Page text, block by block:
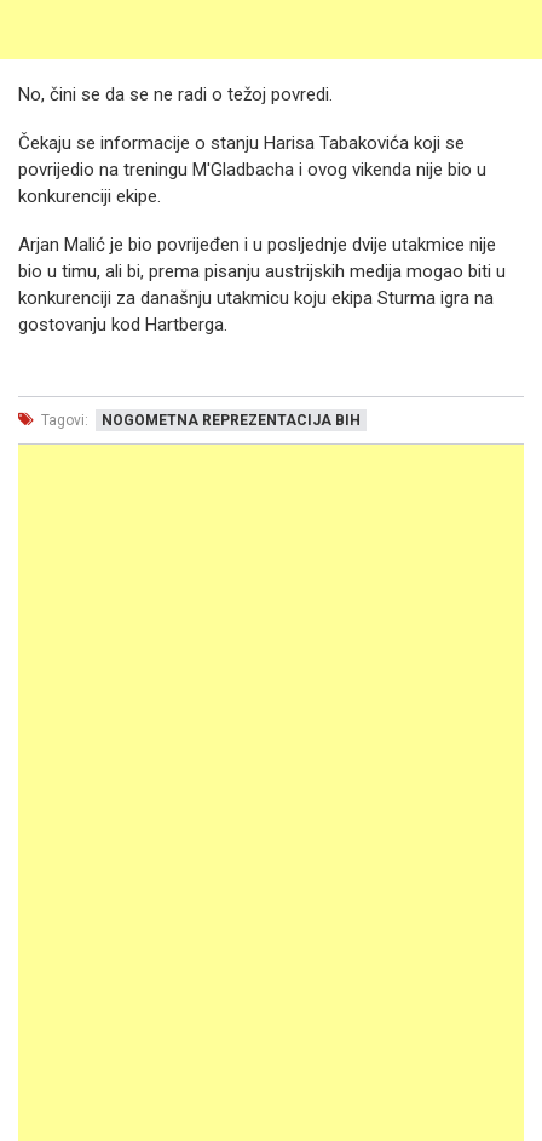
No, čini se da se ne radi o težoj povredi.
Čekaju se informacije o stanju Harisa Tabakovića koji se
povrijedio na treningu M'Gladbacha i ovog vikenda nije bio u
konkurenciji ekipe.
Arjan Malić je bio povrijeđen i u posljednje dvije utakmice nije
bio u timu, ali bi, prema pisanju austrijskih medija mogao biti u
konkurenciji za današnju utakmicu koju ekipa Sturma igra na
gostovanju kod Hartberga.
Tagovi: NOGOMETNA REPREZENTACIJA BIH